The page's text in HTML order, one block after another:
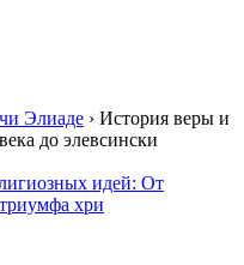
Элиаде › История веры и
до элевсински
идей: От
хри